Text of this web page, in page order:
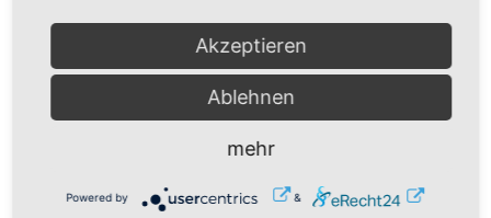
03774 62182
Fax:03774 760991
Thomas.Lisske@evlks.de
Alexander Tröltzsch
Akzeptieren
Ablehnen
mehr
Powered by &